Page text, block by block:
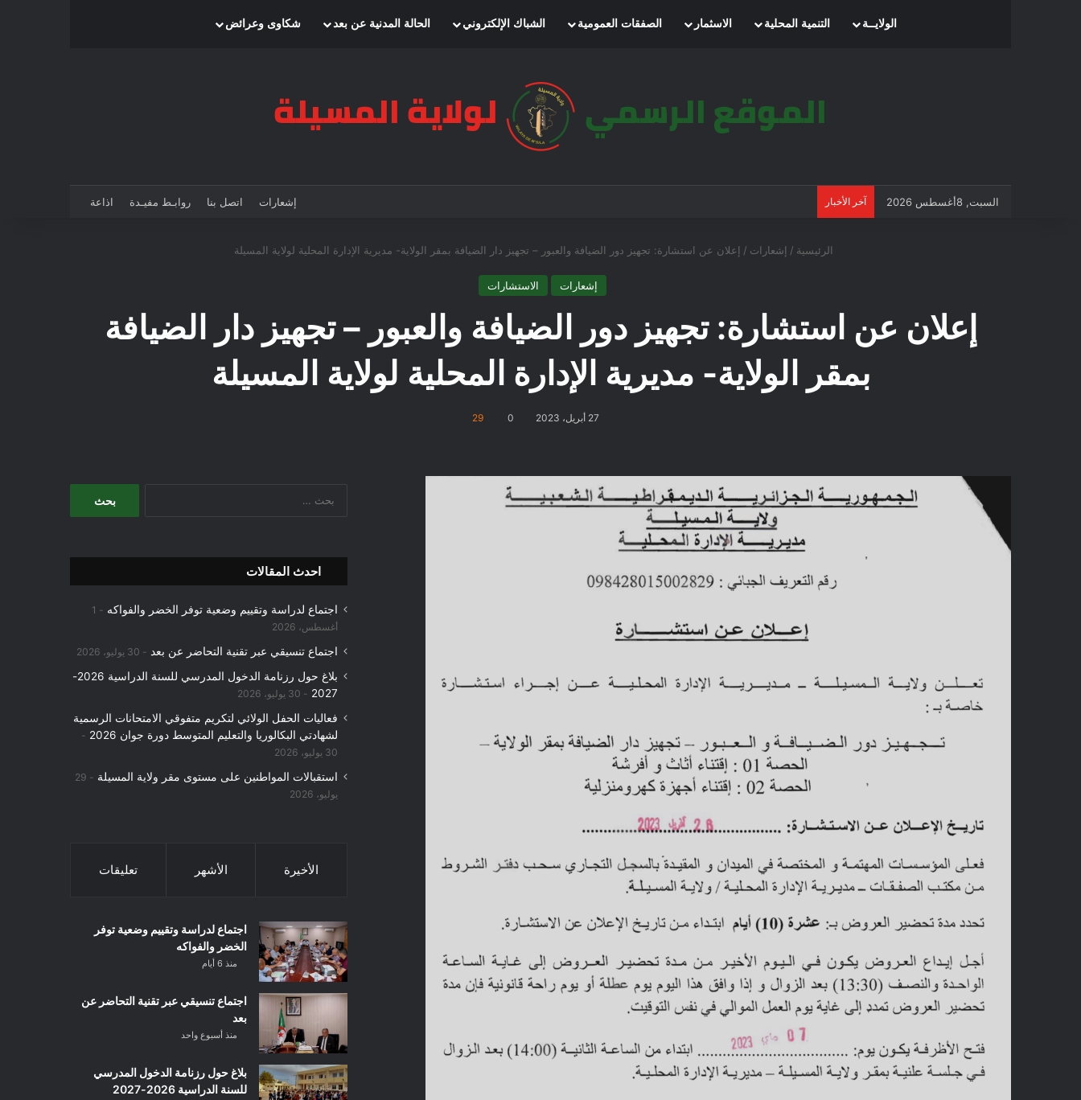
الرئيسيةالولايــة التنمية المحلية الاسثمار الصفقات العمومية الشباك الإلكتروني الحالة المدنية عن بعد شكاوى وعرائض
السبت, 8أغسطس 2026 آخر الأخبار إشعارات اتصل بنا روابـط مفيـدة اذاعة
الرئيسية / إشعارات / إعلان عن استشارة: تجهيز دور الضيافة والعبور – تجهيز دار الضيافة بمقر الولاية- مديرية الإدارة المحلية لولاية المسيلة
إشعارات الاستشارات
إعلان عن استشارة: تجهيز دور الضيافة والعبور – تجهيز دار الضيافة
بمقر الولاية- مديرية الإدارة المحلية لولاية المسيلة
27 أبريل، 2023 0
29
احدث المقالات
اجتماع لدراسة وتقييم وضعية توفر الخضر والفواكه
1
أغسطس، 2026
اجتماع تنسيقي عبر تقنية التحاضر عن بعد 30 يوليو، 2026
بلاغ حول رزنامة الدخول المدرسي للسنة الدراسية 2026-
2027
30 يوليو، 2026
فعاليات الحفل الولائي لتكريم متفوقي الامتحانات الرسمية
لشهادتي البكالوريا والتعليم المتوسط دورة جوان 2026
30 يوليو، 2026
استقبالات المواطنين على مستوى مقر ولاية المسيلة
29
يوليو، 2026
الأخيرة الأشهر تعليقات
اجتماع لدراسة وتقييم وضعية توفر
الخضر والفواكه
منذ 6 أيام
اجتماع تنسيقي عبر تقنية التحاضر عن
بعد
منذ أسبوع واحد
بلاغ حول رزنامة الدخول المدرسي
للسنة الدراسية 2026-2027